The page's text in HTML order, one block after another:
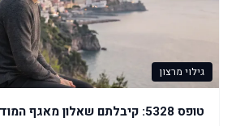
גילוי מרצון
טופס 5328: קיבלתם שאלון מאגף המודיעין? מה לעשות